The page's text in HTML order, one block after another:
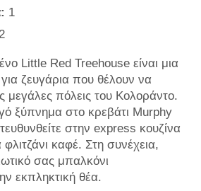
1
Little Red Treehouse είναι μια
για ζευγάρια που θέλουν να
μεγάλες πόλεις του Κολοράντο.
ξύπνημα στο κρεβάτι Murphy
στην express κουζίνα
φλιτζάνι καφέ. Στη συνέχεια,
σας μπαλκόνι
εκπληκτική θέα.